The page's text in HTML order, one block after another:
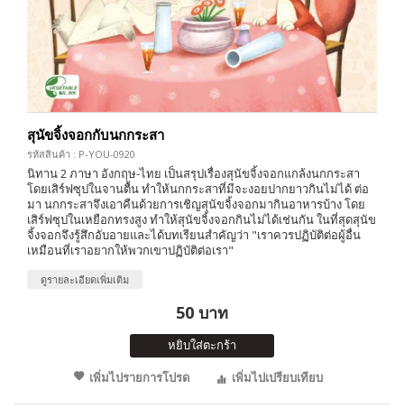
สุนัขจิ้งจอกกับนกกระสา
รหัสสินค้า : P-YOU-0920
นิทาน 2 ภาษา อังกฤษ-ไทย เป็นสรุปเรื่องสุนัขจิ้งจอกแกล้งนกกระสา
โดยเสิร์ฟซุปในจานตื้น ทำให้นกกระสาที่มีจะงอยปากยาวกินไม่ได้ ต่อ
มา นกกระสาจึงเอาคืนด้วยการเชิญสุนัขจิ้งจอกมากินอาหารบ้าง โดย
เสิร์ฟซุปในเหยือกทรงสูง ทำให้สุนัขจิ้งจอกกินไม่ได้เช่นกัน ในที่สุดสุนัข
จิ้งจอกจึงรู้สึกอับอายและได้บทเรียนสำคัญว่า "เราควรปฏิบัติต่อผู้อื่น
เหมือนที่เราอยากให้พวกเขาปฏิบัติต่อเรา"
ดูรายละเอียดเพิ่มเติม
50 บาท
หยิบใส่ตะกร้า
เพิ่มไปรายการโปรด
เพิ่มไปเปรียบเทียบ